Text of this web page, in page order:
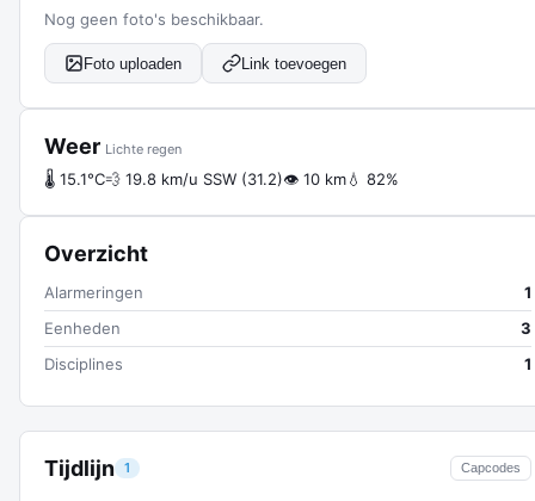
Tijdlijn 1 Capcodes
Nog geen foto's beschikbaar.
Foto uploaden Link toevoegen
Weer Lichte regen
🌡 15.1°C💨 19.8 km/u SSW (31.2)👁 10 km💧 82%
Overzicht
Alarmeringen
1
Eenheden
3
Disciplines
1